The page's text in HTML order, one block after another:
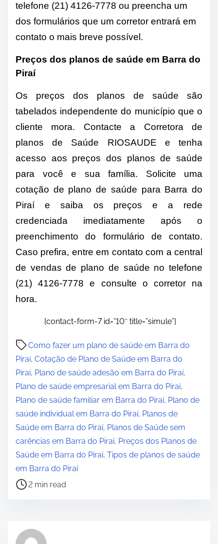
telefone (21) 4126-7778 ou preencha um
dos formulários que um corretor entrará em
contato o mais breve possível.
Preços dos planos de saúde em Barra do
Piraí
Os preços dos planos de saúde são
tabelados independente do município que o
cliente mora. Contacte a Corretora de
planos de Saúde RIOSAUDE e tenha
acesso aos preços dos planos de saúde
para você e sua família. Solicite uma
cotação de plano de saúde para Barra do
Piraí e saiba os preços e a rede
credenciada imediatamente após o
preenchimento do formulário de contato.
Caso prefira, entre em contato com a central
de vendas de plano de saúde no telefone
(21) 4126-7778 e consulte o corretor na
hora.
[contact-form-7 id=”10″ title=”simule”]
Como fazer um plano de saúde em Barra do
Piraí, Cotação de Plano de Saúde em Barra do
Piraí, Plano de saúde adesão em Barra do Piraí,
Plano de saúde empresarial em Barra do Piraí,
Plano de saúde familiar em Barra do Piraí, Plano de
saúde individual em Barra do Piraí, Planos de
Saúde em Barra do Piraí, Planos de Saúde sem
carências em Barra do Piraí, Preços dos Planos de
Saúde em Barra do Piraí, Tipos de planos de saúde
em Barra do Piraí
P
o
s
t
r
e
a
d
t
i
m
2 min read